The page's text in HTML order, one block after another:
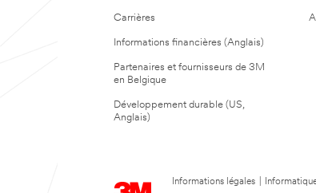
Carrières
Informations financières (Anglais)
Partenaires et fournisseurs de 3M
en Belgique
Développement durable (US,
Anglais)
Informations légales